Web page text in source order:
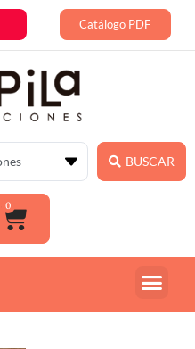
Catálogo PDF
BUSCAR
0